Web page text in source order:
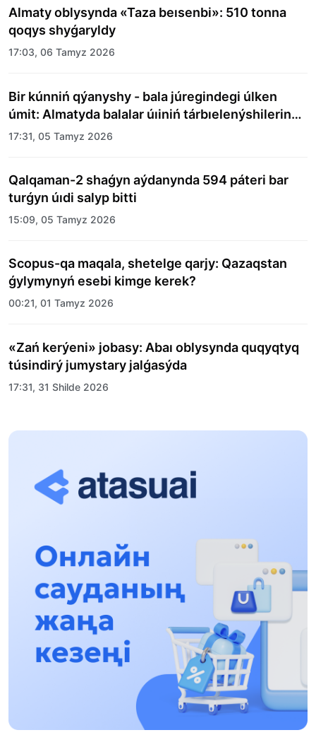
Almaty oblysynda «Taza beısenbi»: 510 tonna
qoqys shyǵaryldy
17:03, 06 Tamyz 2026
Bir kúnniń qýanyshy - bala júregindegi úlken
úmit: Almatyda balalar úıiniń tárbıelenýshilerine
merekelik kún uıymdastyryldy
17:31, 05 Tamyz 2026
Qalqaman-2 shaǵyn aýdanynda 594 páteri bar
turǵyn úıdi salyp bitti
15:09, 05 Tamyz 2026
Scopus-qa maqala, shetelge qarjy: Qazaqstan
ǵylymynyń esebi kimge kerek?
00:21, 01 Tamyz 2026
«Zań kerýeni» jobasy: Abaı oblysynda quqyqtyq
túsindirý jumystary jalǵasýda
17:31, 31 Shilde 2026
Halyqaralyq «Formýla-1 H2O» jarysyn Qonaev
13:13, 30 Shilde 2026
12:01, 28 Shilde 2026
Abzal Dostıar: Dýman Muhametkárimdi Almaty
túrmesine aýystyrýy múmkin
16:15, 27 Shilde 2026
Óskenbaı Qulataıuly: Rýhanıatqa qyzmet etken
17:46, 26 Shilde 2026